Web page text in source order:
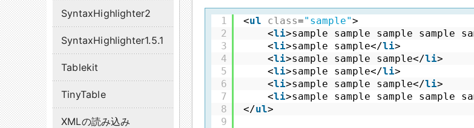
1
2
3
4
5
6
7
8
9
<ul class="sample">
<li>sample sample sample sample
<li>sample sample</li>
<li>sample sample sample</li>
<li>sample sample</li>
<li>sample sample sample</li>
<li>sample sample sample sample
</ul>
SyntaxHighlighter2
SyntaxHighlighter1.5.1
Tablekit
TinyTable
XMLの読み込み